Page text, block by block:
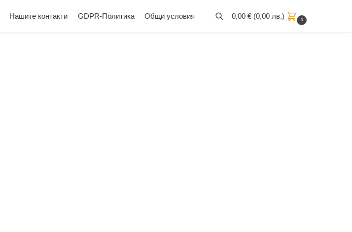
Нашите контакти GDPR-Политика Общи условия 0,00 € (0,00 лв.) 0